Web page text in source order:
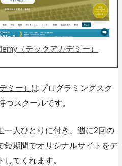
（テックアカデミー）
ミー） はプログラミングスク
つスクールです。
人ひとりに付き、 週に2回の
短期間でオリジナルサイトをデ
てくれます。